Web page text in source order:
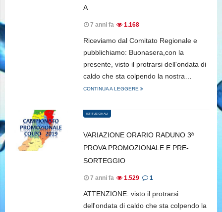
A
7 anni fa 1.168
Riceviamo dal Comitato Regionale e
pubblichiamo: Buonasera,con la
presente, visto il protrarsi dell'ondata di
caldo che sta colpendo la nostra…
CONTINUA A LEGGERE
ISTITUZIONALI
VARIAZIONE ORARIO RADUNO 3ª
PROVA PROMOZIONALE E PRE-
SORTEGGIO
7 anni fa 1.529 1
ATTENZIONE: visto il protrarsi
dell'ondata di caldo che sta colpendo la